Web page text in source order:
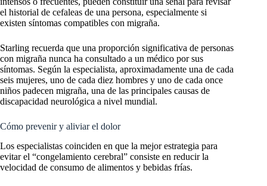
el historial de cefaleas de una persona, especialmente si
existen síntomas compatibles con migraña.
Starling recuerda que una proporción significativa de personas
con migraña nunca ha consultado a un médico por sus
síntomas. Según la especialista, aproximadamente una de cada
seis mujeres, uno de cada diez hombres y uno de cada once
niños padecen migraña, una de las principales causas de
discapacidad neurológica a nivel mundial.
Cómo prevenir y aliviar el dolor
Los especialistas coinciden en que la mejor estrategia para
evitar el “congelamiento cerebral” consiste en reducir la
velocidad de consumo de alimentos y bebidas frías.